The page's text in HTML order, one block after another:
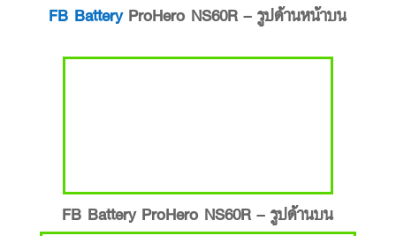
FB BatteryProHero NS60R – รูปด้านหน้าบน
FB Battery ProHero NS60R – รูปด้านบน